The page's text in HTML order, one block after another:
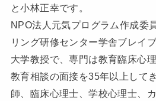
と小林正幸です。
NPO法人元気プログラム作成委
リング研修センター学舎ブレイ
大学教授で、専門は教育臨床心理
教育相談の面接を35年以上して
師、臨床心理士、学校心理士、